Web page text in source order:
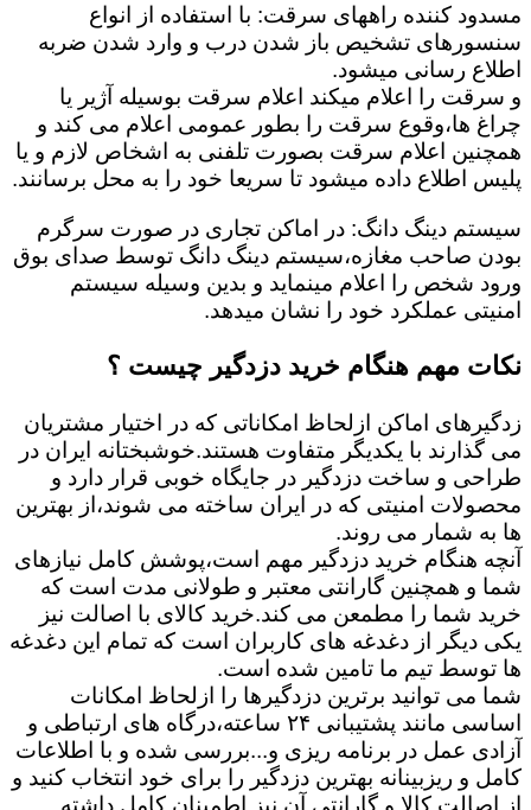
مسدود کننده راههای سرقت: با استفاده از انواع
سنسورهای تشخیص باز شدن درب و وارد شدن ضربه
اطلاع رسانی میشود.
و سرقت را اعلام میکند اعلام سرقت بوسیله آژیر یا
چراغ ها،وقوع سرقت را بطور عمومی اعلام می کند و
همچنین اعلام سرقت بصورت تلفنی به اشخاص لازم و یا
پلیس اطلاع داده میشود تا سریعا خود را به محل برسانند.
سیستم دینگ دانگ: در اماکن تجاری در صورت سرگرم
بودن صاحب مغازه،سیستم دینگ دانگ توسط صدای بوق
ورود شخص را اعلام مینماید و بدین وسیله سیستم
امنیتی عملکرد خود را نشان میدهد.
نکات مهم هنگام خرید دزدگیر چیست ؟
زدگیرهای اماکن ازلحاظ امکاناتی که در اختیار مشتریان
می گذارند با یکدیگر متفاوت هستند.خوشبختانه ایران در
طراحی و ساخت دزدگیر در جایگاه خوبی قرار دارد و
محصولات امنیتی که در ایران ساخته می شوند،از بهترین
ها به شمار می روند.
آنچه هنگام خرید دزدگیر مهم است،پوشش کامل نیازهای
شما و همچنین گارانتی معتبر و طولانی مدت است که
خرید شما را مطمعن می کند.خرید کالای با اصالت نیز
یکی دیگر از دغدغه های کاربران است که تمام این دغدغه
ها توسط تیم ما تامین شده است.
شما می توانید برترین دزدگیرها را ازلحاظ امکانات
اساسی مانند پشتیبانی ۲۴ ساعته،درگاه های ارتباطی و
آزادی عمل در برنامه ریزی و...بررسی شده و با اطلاعات
کامل و ریزبینانه بهترین دزدگیر را برای خود انتخاب کنید و
از اصالت کالا و گارانتی آن نیز اطمینان کامل داشته